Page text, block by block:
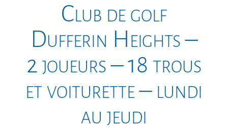
Club de golf
Dufferin Heights –
2 joueurs – 18 trous
et voiturette – lundi
au jeudi